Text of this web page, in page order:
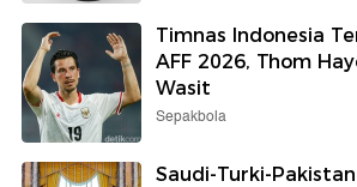
Timnas Indonesia
AFF 2026, Thom
Wasit
Sepakbola
Saudi-Turki-